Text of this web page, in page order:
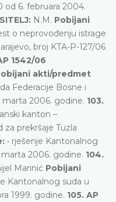
od 6. februara 2004.
N.M. Pobijani
o neprovođenju istrage
broj KTA-P-127/06
1542/06
akti/predmet
Federacije Bosne i
marta 2006. godine. 103.
kanton –
za prekršaje Tuzla
• rješenje Kantonalnog
marta 2006. godine. 104.
Marinić Pobijani
Kantonalnog suda u
1999. godine. 105. AP